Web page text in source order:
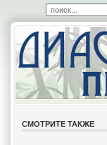
СМОТРИТЕ ТАКЖЕ